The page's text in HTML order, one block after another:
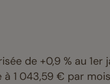
de +0,9 % au 1er
1 043,59 € par